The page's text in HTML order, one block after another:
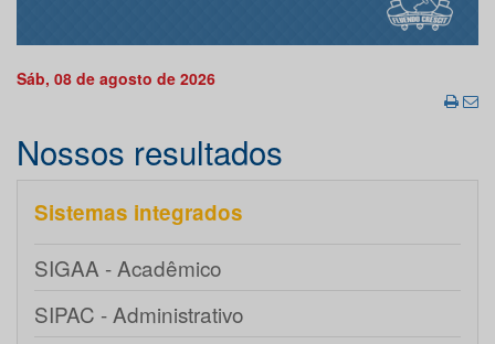
Sáb, 08 de agosto de 2026
Nossos resultados
Sistemas integrados
SIGAA - Acadêmico
SIPAC - Administrativo